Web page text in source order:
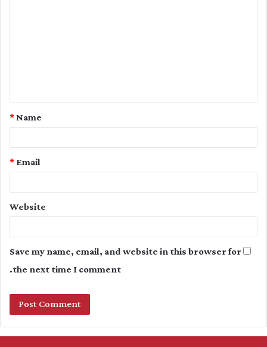
t
Name
*
Email
*
Website
Save my name, email, and website in this browser for
the next time I comment.